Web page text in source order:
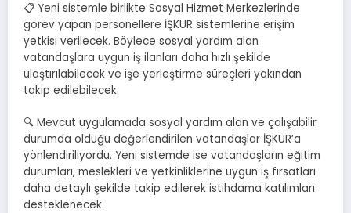
📋 Yeni sistemle birlikte Sosyal Hizmet Merkezlerinde
görev yapan personellere İŞKUR sistemlerine erişim
yetkisi verilecek. Böylece sosyal yardım alan
vatandaşlara uygun iş ilanları daha hızlı şekilde
ulaştırılabilecek ve işe yerleştirme süreçleri yakından
takip edilebilecek.
🔍 Mevcut uygulamada sosyal yardım alan ve çalışabilir
durumda olduğu değerlendirilen vatandaşlar İŞKUR’a
yönlendiriliyordu. Yeni sistemde ise vatandaşların eğitim
durumları, meslekleri ve yetkinliklerine uygun iş fırsatları
daha detaylı şekilde takip edilerek istihdama katılımları
desteklenecek.